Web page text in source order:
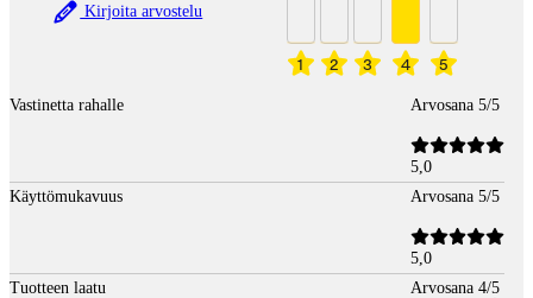
Kirjoita arvostelu
1 2 3 4 5
Vastinetta rahalle Arvosana 5/5
5,0
Käyttömukavuus
Arvosana 5/5
5,0
Tuotteen laatu
Arvosana 4/5